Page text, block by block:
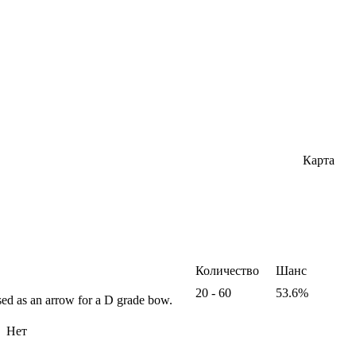
Карта
Количество Шанс
as an arrow for a D grade bow.
20 - 60 53.6%
Нет